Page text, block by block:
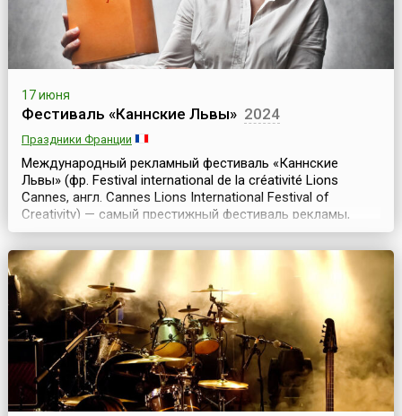
17 июня
Фестиваль «Каннские Львы» 2024
Праздники Франции
Международный рекламный фестиваль «Каннские
Львы» (фр. Festival international de la créativité Lions
Cannes, англ. Cannes Lions International Festival of
Creativity) — самый престижный фестиваль рекламы,
собирающий огромную аудиторию профессионалов в
области мирового маркетинга и рекламы. Он проводится
в июне и длится 5 дней.История фестиваля началась в
1954 году, когда, находясь под впечатлен...